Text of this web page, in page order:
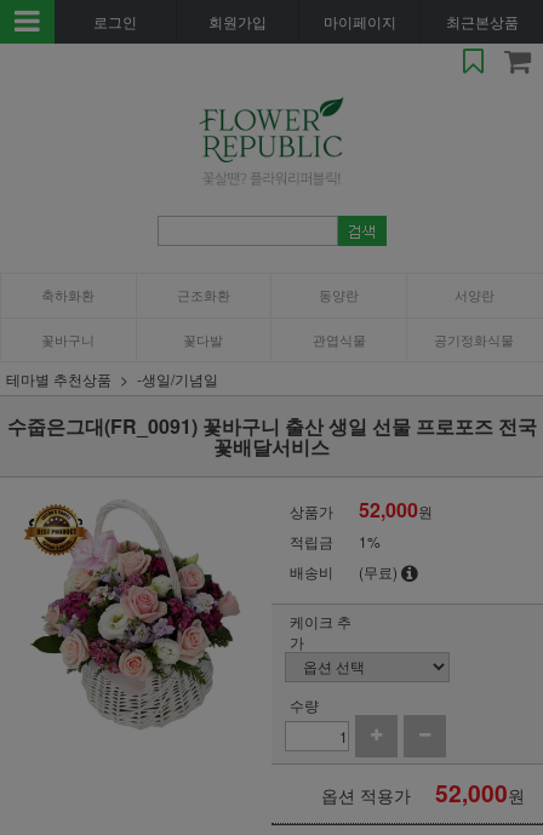
로그인 회원가입 마이페이지 최근본상품
축하화환 근조화환 동양란 서양란
꽃바구니 꽃다발 관엽식물 공기정화식물
테마별 추천상품 -생일/기념일
수줍은그대(FR_0091) 꽃바구니 출산 생일 선물 프로포즈 전국
꽃배달서비스
상품가 52,000원
적립금
1%
배송비
(무료)
케이크 추
가
수량
옵션 적용가 52,000원